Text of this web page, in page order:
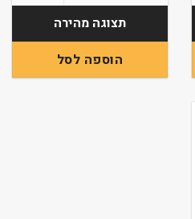
תצוגה מהירה
הוספה לסל